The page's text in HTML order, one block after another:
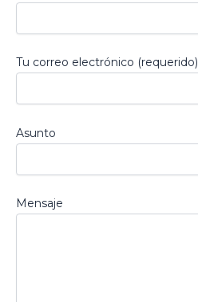
Tu correo electrónico (requerido)
Asunto
Mensaje